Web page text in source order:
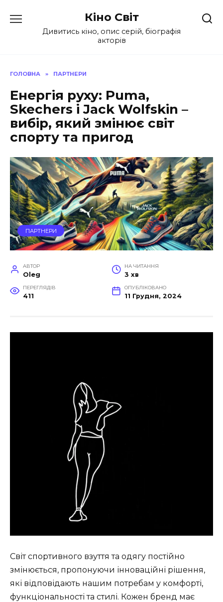
до
Кіно Світ
Дивитись кіно, опис серій, біографія
акторів
ГОЛОВНА » ПАРТНЕРИ
Енергія руху: Puma,
Skechers і Jack Wolfskin –
вибір, який змінює світ
спорту та пригод
ПАРТНЕРИ
АВТОР
Oleg
НА ЧИТАННЯ
3 хв
ПЕРЕГЛЯДІВ
411
ОПУБЛІКОВАНО
11 Грудня, 2024
Світ спортивного взуття та одягу постійно
змінюється, пропонуючи інноваційні рішення,
які відповідають нашим потребам у комфорті,
функціональності та стилі. Кожен бренд має